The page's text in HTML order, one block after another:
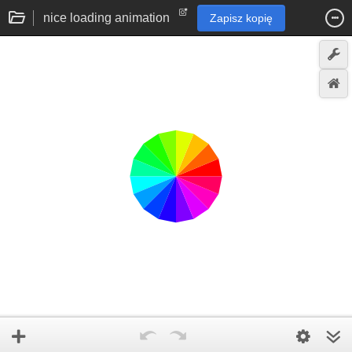
nice loading animation Zapisz kopię